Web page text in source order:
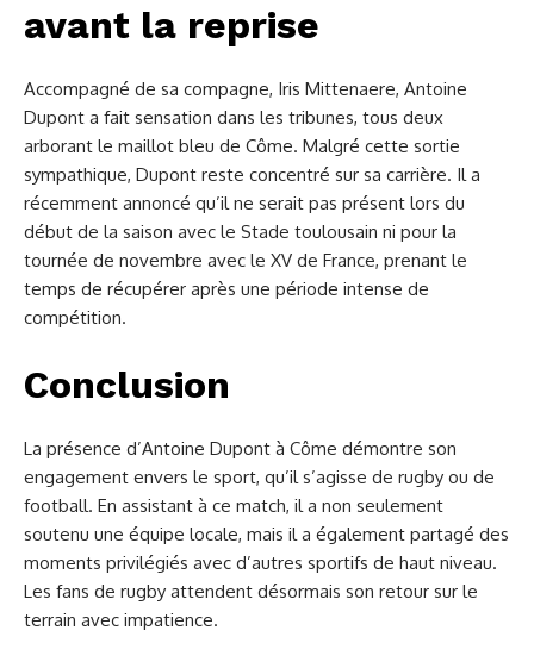
avant la reprise
Accompagné de sa compagne, Iris Mittenaere, Antoine
Dupont a fait sensation dans les tribunes, tous deux
arborant le maillot bleu de Côme. Malgré cette sortie
sympathique, Dupont reste concentré sur sa carrière. Il a
récemment annoncé qu’il ne serait pas présent lors du
début de la saison avec le Stade toulousain ni pour la
tournée de novembre avec le XV de France, prenant le
temps de récupérer après une période intense de
compétition.
Conclusion
La présence d’Antoine Dupont à Côme démontre son
engagement envers le sport, qu’il s’agisse de rugby ou de
football. En assistant à ce match, il a non seulement
soutenu une équipe locale, mais il a également partagé des
moments privilégiés avec d’autres sportifs de haut niveau.
Les fans de rugby attendent désormais son retour sur le
terrain avec impatience.